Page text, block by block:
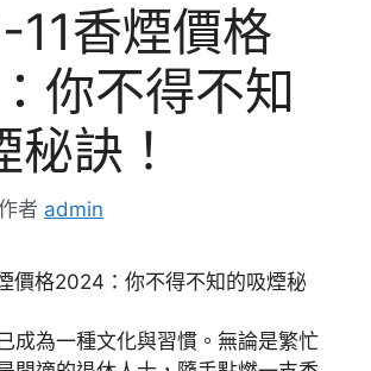
11香煙價格
你不得不知
秘訣！
者 admin
成為一種文化與習慣。無論是繁忙